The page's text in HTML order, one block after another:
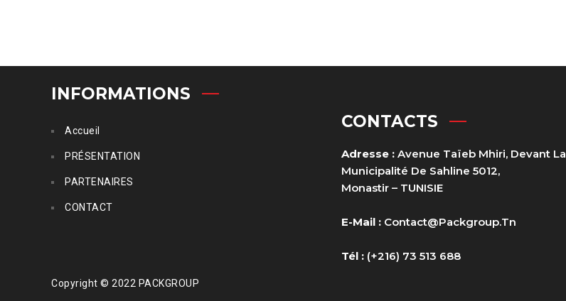
INFORMATIONS
Accueil
PRÉSENTATION
PARTENAIRES
CONTACT
Copyright © 2022 PACKGROUP
CONTACTS
Adresse : Avenue Taïeb Mhiri, Devant La
Municipalité De Sahline 5012,
Monastir – TUNISIE
E-Mail : Contact@packgroup.tn
Tél : (+216) 73 513 688